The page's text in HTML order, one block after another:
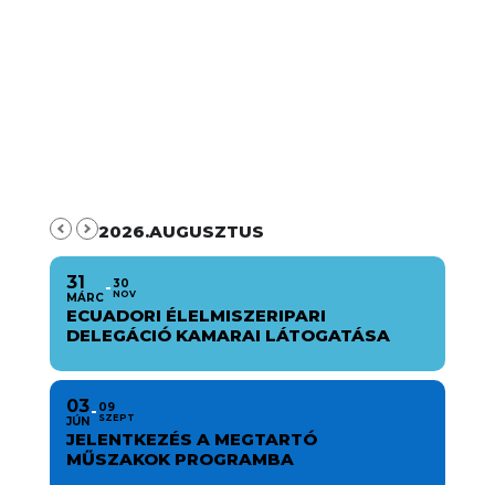
2026.AUGUSZTUS
31
MÁRC
30
NOV
ECUADORI ÉLELMISZERIPARI
DELEGÁCIÓ KAMARAI LÁTOGATÁSA
03
JÚN
09
SZEPT
JELENTKEZÉS A MEGTARTÓ
MŰSZAKOK PROGRAMBA